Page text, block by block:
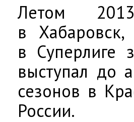
Летом
в
в Суперлиге
выступал до
сезонов в
России.